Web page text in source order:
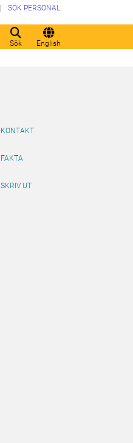
Sök English
SÖK PERSONAL
KONTAKT
FAKTA
SKRIV UT